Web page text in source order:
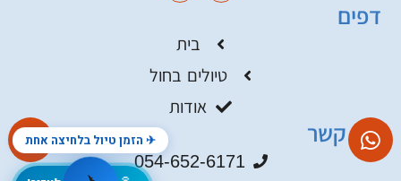
דפים
בית
טיולים בחול
אודות
צור קשר
054-652-6171
✈ הזמן טיול בלחיצה אחת